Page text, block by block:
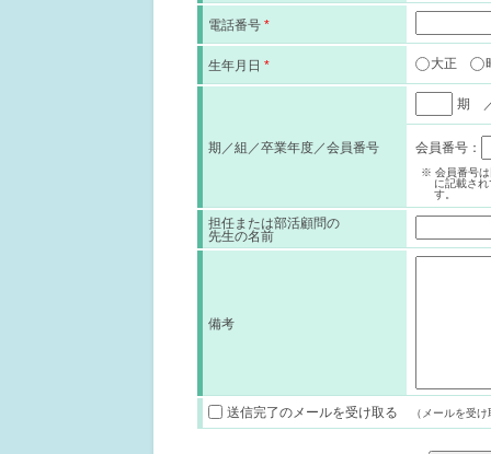
電話番号 *
生年月日 * 大正
期／組／卒業年度／会員番号
期
会員番号：
※ 会員番号は
に記載さ
す。
担任または部活顧問の
先生の名前
備考
送信完了のメールを受け取る （メールを受